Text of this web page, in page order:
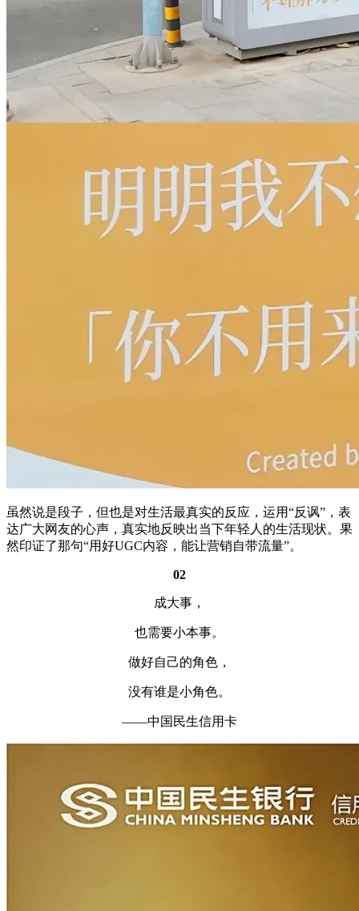
虽然说是段子，但也是对生活最真实的反应，运用“反讽”，表
达广大网友的心声，真实地反映出当下年轻人的生活现状。果
然印证了那句“用好UGC内容，能让营销自带流量”。
02
成大事，
也需要小本事。
做好自己的角色，
没有谁是小角色。
——中国民生信用卡